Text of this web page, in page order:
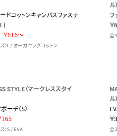
ドコットンキャンバスファスナ
￥616～
：L / オーガニックコットン
ル）
フ
￥
全
STYLE（マークレススタイ
ーチ（S）
165
：S / EVA
ル）
￥
全